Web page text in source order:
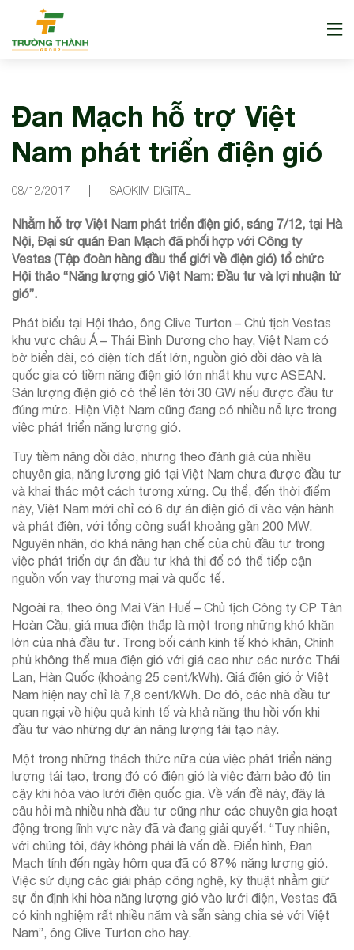
Đan Mạch hỗ trợ Việt
Nam phát triển điện gió
08/12/2017 SAOKIM DIGITAL
Nhằm hỗ trợ Việt Nam phát triển điện gió, sáng 7/12, tại Hà
Nội, Đại sứ quán Đan Mạch đã phối hợp với Công ty
Vestas (Tập đoàn hàng đầu thế giới về điện gió) tổ chức
Hội thảo “Năng lượng gió Việt Nam: Đầu tư và lợi nhuận từ
gió”.
Phát biểu tại Hội thảo, ông Clive Turton – Chủ tịch Vestas
khu vực châu Á – Thái Bình Dương cho hay, Việt Nam có
bờ biển dài, có diện tích đất lớn, nguồn gió dồi dào và là
quốc gia có tiềm năng điện gió lớn nhất khu vực ASEAN.
Sản lượng điện gió có thể lên tới 30 GW nếu được đầu tư
đúng mức. Hiện Việt Nam cũng đang có nhiều nỗ lực trong
việc phát triển năng lượng gió.
Tuy tiềm năng dồi dào, nhưng theo đánh giá của nhiều
chuyên gia, năng lượng gió tại Việt Nam chưa được đầu tư
và khai thác một cách tương xứng. Cụ thể, đến thời điểm
này, Việt Nam mới chỉ có 6 dự án điện gió đi vào vận hành
và phát điện, với tổng công suất khoảng gần 200 MW.
Nguyên nhân, do khả năng hạn chế của chủ đầu tư trong
việc phát triển dự án đầu tư khả thi để có thể tiếp cận
nguồn vốn vay thương mại và quốc tế.
Ngoài ra, theo ông Mai Văn Huế – Chủ tịch Công ty CP Tân
Hoàn Cầu, giá mua điện thấp là một trong những khó khăn
lớn của nhà đầu tư. Trong bối cảnh kinh tế khó khăn, Chính
phủ không thể mua điện gió với giá cao như các nước Thái
Lan, Hàn Quốc (khoảng 25 cent/kWh). Giá điện gió ở Việt
Nam hiện nay chỉ là 7,8 cent/kWh. Do đó, các nhà đầu tư
quan ngại về hiệu quả kinh tế và khả năng thu hồi vốn khi
đầu tư vào những dự án năng lượng tái tạo này.
Một trong những thách thức nữa của việc phát triển năng
lượng tái tạo, trong đó có điện gió là việc đảm bảo độ tin
cậy khi hòa vào lưới điện quốc gia. Về vấn đề này, đây là
câu hỏi mà nhiều nhà đầu tư cũng như các chuyên gia hoạt
động trong lĩnh vực này đã và đang giải quyết. “Tuy nhiên,
với chúng tôi, đây không phải là vấn đề. Điển hình, Đan
Mạch tính đến ngày hôm qua đã có 87% năng lượng gió.
Việc sử dụng các giải pháp công nghệ, kỹ thuật nhằm giữ
sự ổn định khi hòa năng lượng gió vào lưới điện, Vestas đã
có kinh nghiệm rất nhiều năm và sẵn sàng chia sẻ với Việt
Nam”, ông Clive Turton cho hay.